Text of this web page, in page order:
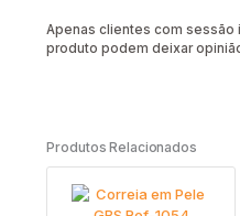
Apenas clientes com sessão
produto podem deixar
Produtos Relacionados